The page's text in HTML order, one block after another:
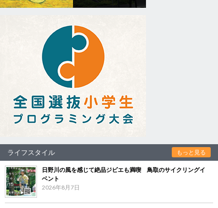
ライフスタイル もっと見る
日野川の風を感じて絶品ジビエも満喫 鳥取のサイクリングイ
ベント
2026年8月7日